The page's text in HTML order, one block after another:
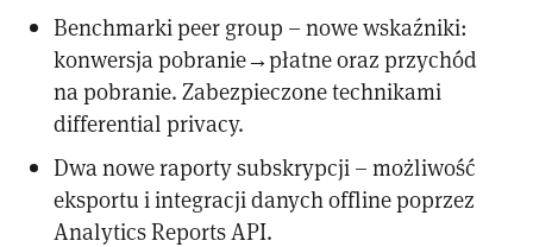
Benchmarki peer group – nowe wskaźniki:
konwersja pobranie→płatne oraz przychód
na pobranie. Zabezpieczone technikami
differential privacy.
Dwa nowe raporty subskrypcji – możliwość
eksportu i integracji danych offline poprzez
Analytics Reports API.